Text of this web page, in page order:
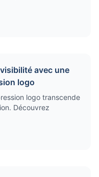
avec une
logo
logo transcende
Découvrez